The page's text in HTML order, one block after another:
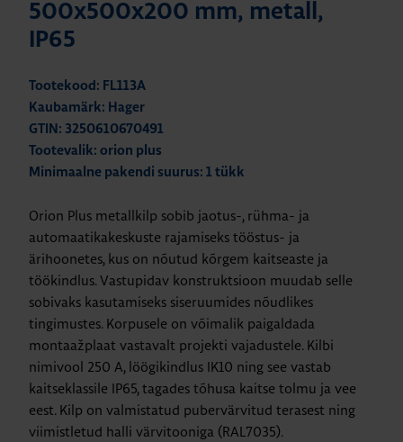
500x500x200 mm, metall,
IP65
Tootekood: FL113A
Kaubamärk: Hager
GTIN: 3250610670491
Tootevalik: orion plus
Minimaalne pakendi suurus: 1 tükk
Orion Plus metallkilp sobib jaotus-, rühma- ja
automaatikakeskuste rajamiseks tööstus- ja
ärihoonetes, kus on nõutud kõrgem kaitseaste ja
töökindlus. Vastupidav konstruktsioon muudab selle
sobivaks kasutamiseks siseruumides nõudlikes
tingimustes. Korpusele on võimalik paigaldada
montaažplaat vastavalt projekti vajadustele. Kilbi
nimivool 250 A, löögikindlus IK10 ning see vastab
kaitseklassile IP65, tagades tõhusa kaitse tolmu ja vee
eest. Kilp on valmistatud pubervärvitud terasest ning
viimistletud halli värvitooniga (RAL7035).